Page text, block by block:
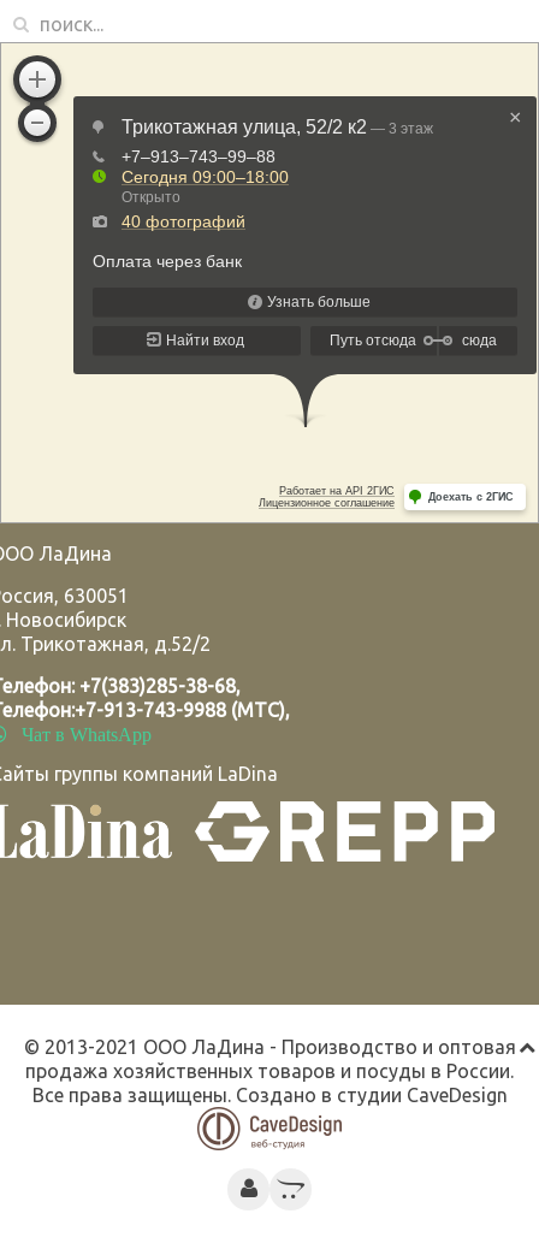
ЛаДина
, 630051
Новосибирск
Трикотажная, д.52/2
+7(383)285-38-68,
+7-913-743-9988 (МТС),
Чат в WhatsApp
группы компаний LaDina
© 2013-2021 ООО ЛаДина - Производство и оптовая
продажа хозяйственных товаров и посуды в России.
Все права защищены. Создано в студии CaveDesign